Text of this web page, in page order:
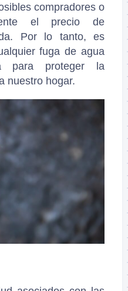
compradores o
el precio de
Por lo tanto, es
fuga de agua
para proteger la
nuestro hogar.